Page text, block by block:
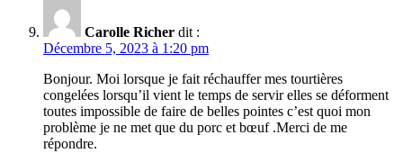
Carolle Richer dit :
Décembre 5, 2023 à 1:20 pm
Bonjour. Moi lorsque je fait réchauffer mes tourtières
congelées lorsqu’il vient le temps de servir elles se déforment
toutes impossible de faire de belles pointes c’est quoi mon
problème je ne met que du porc et bœuf .Merci de me
répondre.